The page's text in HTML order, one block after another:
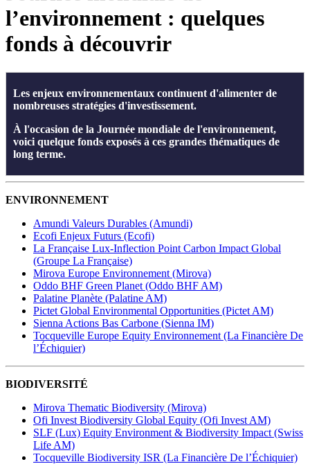
l’environnement : quelques
fonds à découvrir
Les enjeux environnementaux continuent d'alimenter de
nombreuses stratégies d'investissement.
À l'occasion de la Journée mondiale de l'environnement,
voici quelque fonds exposés à ces grandes thématiques de
long terme.
ENVIRONNEMENT
Amundi Valeurs Durables (Amundi)
Ecofi Enjeux Futurs (Ecofi)
La Française Lux-Inflection Point Carbon Impact Global
(Groupe La Française)
Mirova Europe Environnement (Mirova)
Oddo BHF Green Planet (Oddo BHF AM)
Palatine Planète (Palatine AM)
Pictet Global Environmental Opportunities (Pictet AM)
Sienna Actions Bas Carbone (Sienna IM)
Tocqueville Europe Equity Environnement (La Financière De
l’Échiquier)
BIODIVERSITÉ
Mirova Thematic Biodiversity (Mirova)
Ofi Invest Biodiversity Global Equity (Ofi Invest AM)
SLF (Lux) Equity Environment & Biodiversity Impact (Swiss
Life AM)
Tocqueville Biodiversity ISR (La Financière De l’Échiquier)